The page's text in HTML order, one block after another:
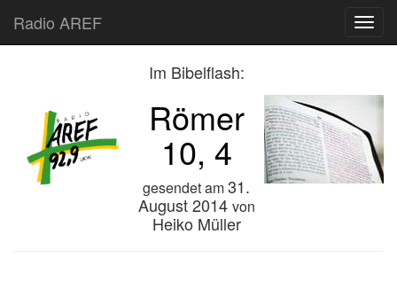
Radio AREF
Im Bibelflash:
Römer
10, 4
gesendet am31.
August 2014 von
Heiko Müller